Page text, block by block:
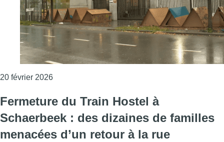
20 février 2026Consulter l'article "Fermeture des
Fermeture du Train Hostel à
Schaerbeek : des dizaines de familles
menacées d’un retour à la rue